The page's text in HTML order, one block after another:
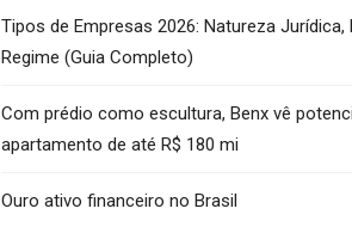
Tipos de Empresas 2026: Natureza Jurídica,
Regime (Guia Completo)
Com prédio como escultura, Benx vê
apartamento de até R$ 180 mi
Ouro ativo financeiro no Brasil